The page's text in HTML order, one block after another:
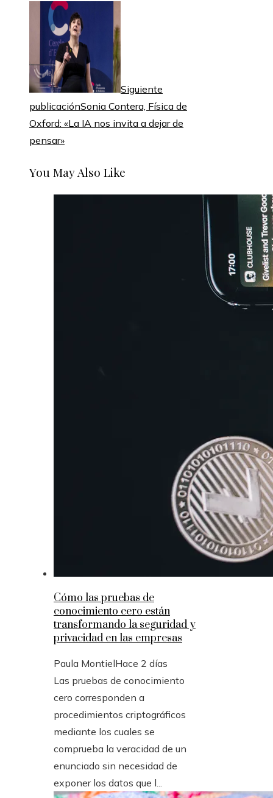
Siguiente
publicaciónSonia Contera, Física de
Oxford: «La IA nos invita a dejar de
pensar»
You May Also Like
Cómo las pruebas de
conocimiento cero están
transformando la seguridad y
privacidad en las empresas
Paula MontielHace 2 días
Las pruebas de conocimiento
cero corresponden a
procedimientos criptográficos
mediante los cuales se
comprueba la veracidad de un
enunciado sin necesidad de
exponer los datos que l...